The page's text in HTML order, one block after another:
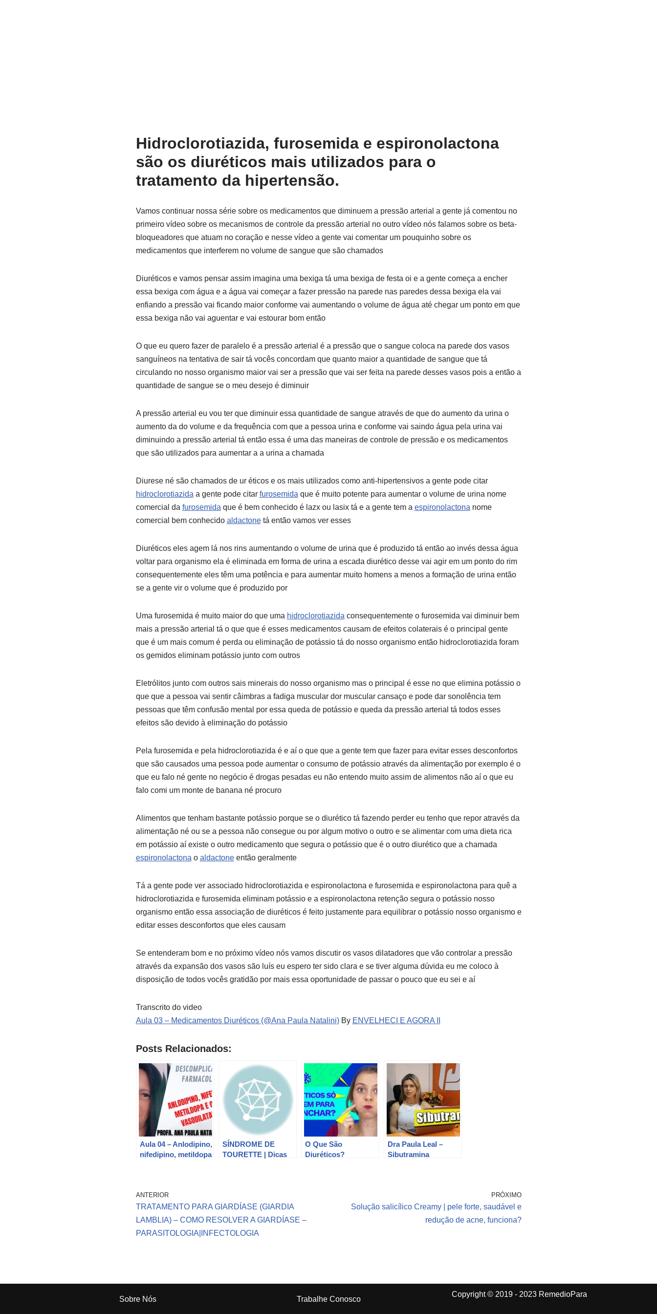
Hidroclorotiazida, furosemida e espironolactona
são os diuréticos mais utilizados para o
tratamento da hipertensão.
Vamos continuar nossa série sobre os medicamentos que diminuem a pressão arterial a gente já comentou no
primeiro vídeo sobre os mecanismos de controle da pressão arterial no outro vídeo nós falamos sobre os beta-
bloqueadores que atuam no coração e nesse vídeo a gente vai comentar um pouquinho sobre os
medicamentos que interferem no volume de sangue que são chamados
Diuréticos e vamos pensar assim imagina uma bexiga tá uma bexiga de festa oi e a gente começa a encher
essa bexiga com água e a água vai começar a fazer pressão na parede nas paredes dessa bexiga ela vai
enfiando a pressão vai ficando maior conforme vai aumentando o volume de água até chegar um ponto em que
essa bexiga não vai aguentar e vai estourar bom então
O que eu quero fazer de paralelo é a pressão arterial é a pressão que o sangue coloca na parede dos vasos
sanguíneos na tentativa de sair tá vocês concordam que quanto maior a quantidade de sangue que tá
circulando no nosso organismo maior vai ser a pressão que vai ser feita na parede desses vasos pois a então a
quantidade de sangue se o meu desejo é diminuir
A pressão arterial eu vou ter que diminuir essa quantidade de sangue através de que do aumento da urina o
aumento da do volume e da frequência com que a pessoa urina e conforme vai saindo água pela urina vai
diminuindo a pressão arterial tá então essa é uma das maneiras de controle de pressão e os medicamentos
que são utilizados para aumentar a a urina a chamada
Diurese né são chamados de ur éticos e os mais utilizados como anti-hipertensivos a gente pode citar
hidroclorotiazida a gente pode citar furosemida que é muito potente para aumentar o volume de urina nome
comercial da furosemida que é bem conhecido é lazx ou lasix tá e a gente tem a espironolactona nome
comercial bem conhecido aldactonetá então vamos ver esses
Diuréticos eles agem lá nos rins aumentando o volume de urina que é produzido tá então ao invés dessa água
voltar para organismo ela é eliminada em forma de urina a escada diurético desse vai agir em um ponto do rim
consequentemente eles têm uma potência e para aumentar muito homens a menos a formação de urina então
se a gente vir o volume que é produzido por
Uma furosemida é muito maior do que uma hidroclorotiazida consequentemente o furosemida vai diminuir bem
mais a pressão arterial tá o que que é esses medicamentos causam de efeitos colaterais é o principal gente
que é um mais comum é perda ou eliminação de potássio tá do nosso organismo então hidroclorotiazida foram
os gemidos eliminam potássio junto com outros
Eletrólitos junto com outros sais minerais do nosso organismo mas o principal é esse no que elimina potássio o
que que a pessoa vai sentir câimbras a fadiga muscular dor muscular cansaço e pode dar sonolência tem
pessoas que têm confusão mental por essa queda de potássio e queda da pressão arterial tá todos esses
efeitos são devido à eliminação do potássio
Pela furosemida e pela hidroclorotiazida é e aí o que que a gente tem que fazer para evitar esses desconfortos
que são causados uma pessoa pode aumentar o consumo de potássio através da alimentação por exemplo é o
que eu falo né gente no negócio é drogas pesadas eu não entendo muito assim de alimentos não aí o que eu
falo comi um monte de banana né procuro
Alimentos que tenham bastante potássio porque se o diurético tá fazendo perder eu tenho que repor através da
alimentação né ou se a pessoa não consegue ou por algum motivo o outro e se alimentar com uma dieta rica
em potássio aí existe o outro medicamento que segura o potássio que é o outro diurético que a chamada
espironolactona o aldactoneentão geralmente
Tá a gente pode ver associado hidroclorotiazida e espironolactona e furosemida e espironolactona para quê a
hidroclorotiazida e furosemida eliminam potássio e a espironolactona retenção segura o potássio nosso
organismo então essa associação de diuréticos é feito justamente para equilibrar o potássio nosso organismo e
editar esses desconfortos que eles causam
Se entenderam bom e no próximo vídeo nós vamos discutir os vasos dilatadores que vão controlar a pressão
através da expansão dos vasos são luís eu espero ter sido clara e se tiver alguma dúvida eu me coloco à
disposição de todos vocês gratidão por mais essa oportunidade de passar o pouco que eu sei e aí
Transcrito do video
Aula 03 – Medicamentos Diuréticos (@Ana Paula Natalini)By ENVELHECI E AGORA II
Posts Relacionados:
Aula 04 – Anlodipino,
nifedipino, metildopa
Natalini)
SÍNDROME DE
TOURETTE | Dicas
O Que São
Diuréticos?
Dra Paula Leal –
Sibutramina
ANTERIOR
TRATAMENTO PARA GIARDÍASE (GIARDIA
LAMBLIA) – COMO RESOLVER A GIARDÍASE –
PARASITOLOGIA|INFECTOLOGIA
PRÓXIMO
Solução salicílico Creamy | pele forte, saudável e
redução de acne, funciona?
Sobre Nós Trabalhe Conosco
Copyright © 2019 - 2023 RemedioPara